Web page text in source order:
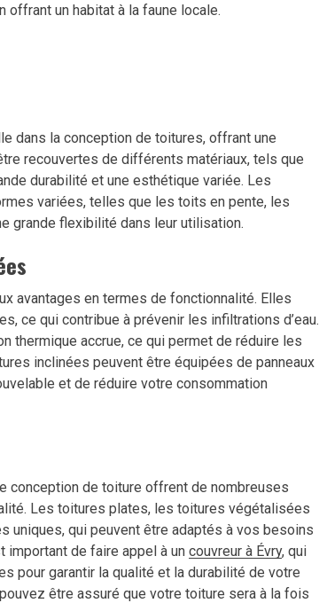
un habitat à la faune locale.
dans la conception de toitures, offrant une
recouvertes de différents matériaux, tels que
durabilité et une esthétique variée. Les
variées, telles que les toits en pente, les
grande flexibilité dans leur utilisation.
avantages en termes de fonctionnalité. Elles
ce qui contribue à prévenir les infiltrations d’eau.
thermique accrue, ce qui permet de réduire les
inclinées peuvent être équipées de panneaux
et de réduire votre consommation
conception de toiture offrent de nombreuses
Les toitures plates, les toitures végétalisées
qui peuvent être adaptés à vos besoins
de faire appel à un couvreur à Évry, qui
pour garantir la qualité et la durabilité de votre
être assuré que votre toiture sera à la fois